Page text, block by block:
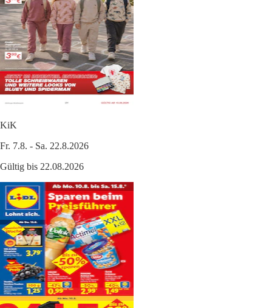
KiK
Fr. 7.8. - Sa. 22.8.2026
Gültig bis 22.08.2026